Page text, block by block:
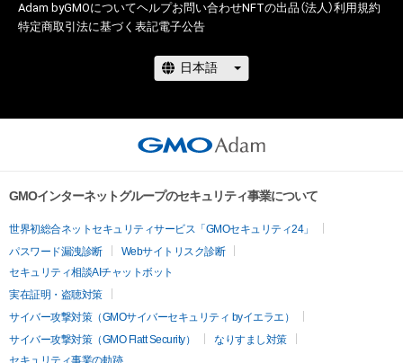
<グラビア>
小学館「ビッグコミックスピリッツ」グラビア掲載
Adam byGMOについてヘルプお問い合わせNFTの出品（法人）利用規約
特定商取引法に基づく表記電子公告
GMOインターネットグループのセキュリティ事業について
世界初総合ネットセキュリティサービス「GMOセキュリティ24」
パスワード漏洩診断
Webサイトリスク診断
セキュリティ相談AIチャットボット
実在証明・盗聴対策
サイバー攻撃対策（GMOサイバーセキュリティ byイエラエ）
サイバー攻撃対策（GMO Flatt Security）
なりすまし対策